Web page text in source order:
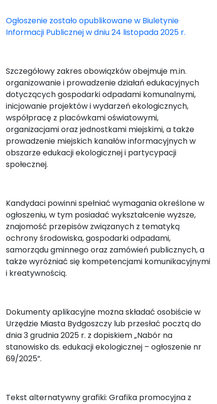
Ogłoszenie zostało opublikowane w Biuletynie
Informacji Publicznej w dniu 24 listopada 2025 r.
Szczegółowy zakres obowiązków obejmuje m.in.
organizowanie i prowadzenie działań edukacyjnych
dotyczących gospodarki odpadami komunalnymi,
inicjowanie projektów i wydarzeń ekologicznych,
współpracę z placówkami oświatowymi,
organizacjami oraz jednostkami miejskimi, a także
prowadzenie miejskich kanałów informacyjnych w
obszarze edukacji ekologicznej i partycypacji
społecznej.
Kandydaci powinni spełniać wymagania określone w
ogłoszeniu, w tym posiadać wykształcenie wyższe,
znajomość przepisów związanych z tematyką
ochrony środowiska, gospodarki odpadami,
samorządu gminnego oraz zamówień publicznych, a
także wyróżniać się kompetencjami komunikacyjnymi
i kreatywnością.
Dokumenty aplikacyjne można składać osobiście w
Urzędzie Miasta Bydgoszczy lub przesłać pocztą do
dnia 3 grudnia 2025 r. z dopiskiem „Nabór na
stanowisko ds. edukacji ekologicznej – ogłoszenie nr
69/2025”.
Tekst alternatywny grafiki: Grafika promocyjna z